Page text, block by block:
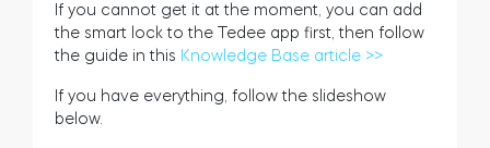
If you cannot get it at the moment, you can add
the smart lock to the Tedee app first, then follow
the guide in this Knowledge Base article >>
If you have everything, follow the slideshow
below.